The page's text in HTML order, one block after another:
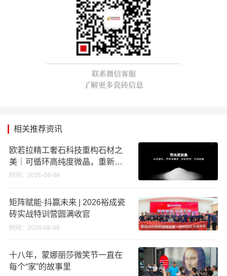
相关推荐资讯
欧若拉精工奢石科技重构石材之
美｜可循环高纯度微晶，重新定
义高端奢石原料
时间：2026-08-08
矩阵赋能·抖赢未来 | 2026裕成瓷
砖实战特训营圆满收官
时间：2026-08-08
十八年，蒙娜丽莎微笑节一直在
每个“家”的故事里